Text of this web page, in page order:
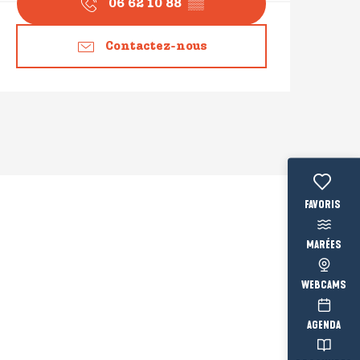
Voir les
MARÉES
WEBCAMS
AGENDA
06 62 10 88 ▒▒
Contactez-nous